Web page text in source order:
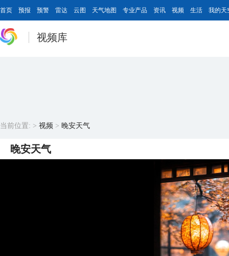
首页 预报 预警 雷达 云图 天气地图 专业产品 资讯 视频 生活 我的天
视频库
当前位置: > 视频 > 晚安天气
晚安天气